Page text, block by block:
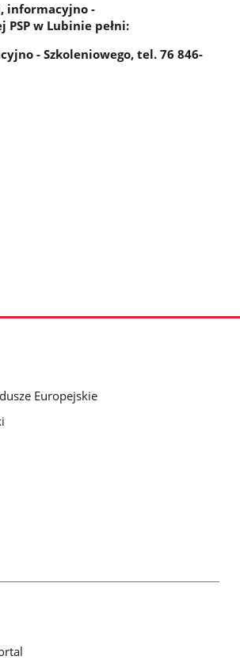
informacyjno -
w Lubinie pełni:
- Szkoleniowego, tel. 76 846-
Europejskie